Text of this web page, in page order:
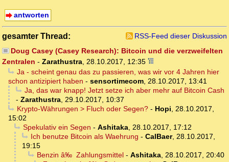
antworten
gesamter Thread:
RSS-Feed dieser Diskussion
Doug Casey (Casey Research): Bitcoin und die verzweifelten
Zentralen - Zarathustra, 28.10.2017, 12:35
Ja - scheint genau das zu passieren, was wir vor 4 Jahren hier
schon antizipiert haben - sensortimecom, 28.10.2017, 13:41
Ja, das war knapp! Jetzt setze ich aber mehr auf Bitcoin Cash
- Zarathustra, 29.10.2017, 10:37
Krypto-Währungen > Fluch oder Segen?- Hopi, 28.10.2017,
15:02
Spekulativ ein Segen - Ashitaka, 28.10.2017, 17:12
Ich benutze Bitcoin als Waehrung - CalBaer, 28.10.2017,
19:15
Benzin â‰ Zahlungsmittel- Ashitaka, 28.10.2017, 20:40